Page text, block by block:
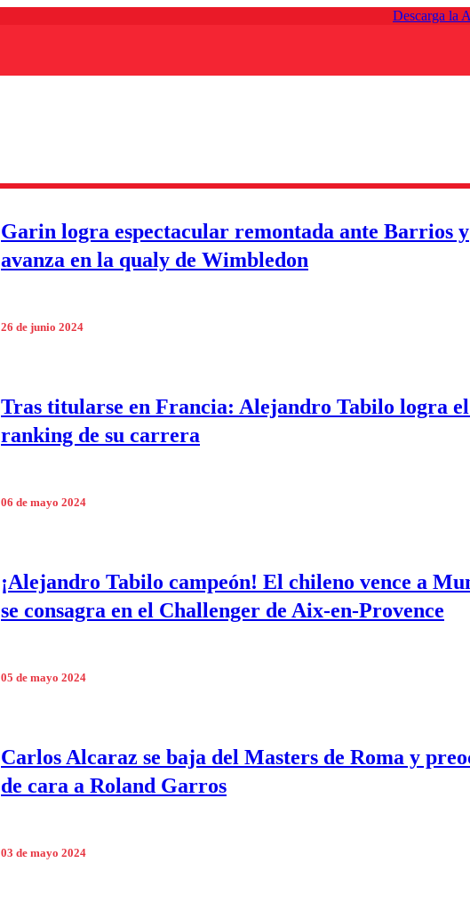
Descarga la
Garin logra espectacular remontada ante Barrios y
avanza en la qualy de Wimbledon
26 de junio 2024
Tras titularse en Francia: Alejandro Tabilo logra
ranking de su carrera
06 de mayo 2024
¡Alejandro Tabilo campeón! El chileno vence a
se consagra en el Challenger de Aix-en-Provence
05 de mayo 2024
Carlos Alcaraz se baja del Masters de Roma y
de cara a Roland Garros
03 de mayo 2024